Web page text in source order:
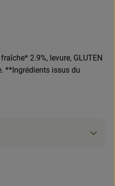
2.9%, levure, GLUTEN
**Ingrédients issus du